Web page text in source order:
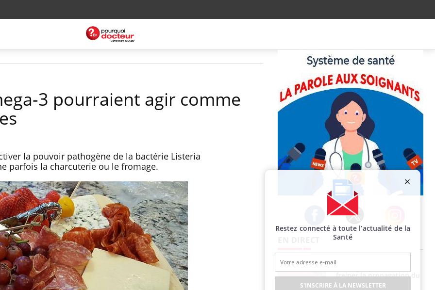
3 pourraient agir comme
la pouvoir pathogène de la bactérie Listeria
parfois la charcuterie ou le fromage.
Facebook Twitter Instagram
Les médicaments GLP-1
protègent-ils aussi les os
?
tous les jours se profile-t- freiner la propagation du
cancer ?
Restez connecté à toute l’actualité de la
Santé
S'INSCRIRE À LA NEWSLETTER